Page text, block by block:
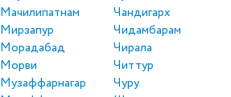
Мачилипатнам
Мирзапур
Морадабад
Морви
Музаффарнагар
Чандигарх
Чидамбарам
Чирала
Читтур
Чуру